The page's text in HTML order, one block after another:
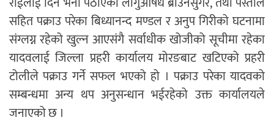
सहित पक्राउ परेका बिध्यानन्द मण्डल र अनुप गिरीको घटनामा
संग्लग्न रहेको खुल्न आएसंगै सर्वाधीक खोजीको सूचीमा रहेका
यादवलाई जिल्ला प्रहरी कार्यालय मोरङबाट खटिएको प्रहरी
टोलीले पक्राउ गर्ने सफल भएको हो । पक्राउ परेका यादवको
सम्बन्धमा अन्य थप अनुसन्धान भईरहेको उक्त कार्यालयले
जनाएको छ ।